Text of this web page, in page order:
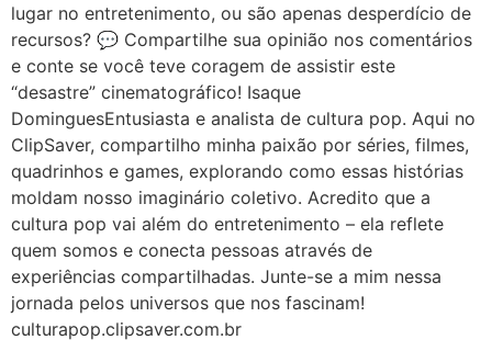
lugar no entretenimento, ou são apenas desperdício de
recursos? 💬 Compartilhe sua opinião nos comentários
e conte se você teve coragem de assistir este
“desastre” cinematográfico! Isaque
DominguesEntusiasta e analista de cultura pop. Aqui no
ClipSaver, compartilho minha paixão por séries, filmes,
quadrinhos e games, explorando como essas histórias
moldam nosso imaginário coletivo. Acredito que a
cultura pop vai além do entretenimento – ela reflete
quem somos e conecta pessoas através de
experiências compartilhadas. Junte-se a mim nessa
jornada pelos universos que nos fascinam!
culturapop.clipsaver.com.br